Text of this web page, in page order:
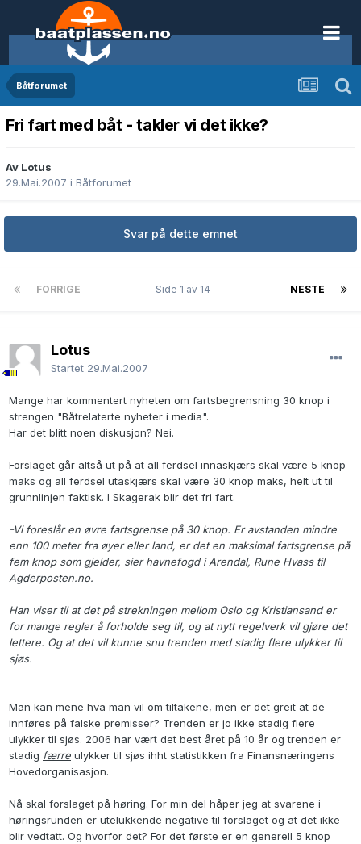
Båtforumet
Fri fart med båt - takler vi det ikke?
Av Lotus
29.Mai.2007 i Båtforumet
Svar på dette emnet
FORRIGE NESTE
Side 1 av 14
Lotus
Startet 29.Mai.2007
Mange har kommentert nyheten om fartsbegrensning 30 knop i
strengen "Båtrelaterte nyheter i media".
Har det blitt noen diskusjon? Nei.
Forslaget går altså ut på at all ferdsel innaskjærs skal være 5 knop
maks og all ferdsel utaskjærs skal være 30 knop maks, helt ut til
grunnlinjen faktisk. I Skagerak blir det fri fart.
-Vi foreslår en øvre fartsgrense på 30 knop. Er avstanden mindre
enn 100 meter fra øyer eller land, er det en maksimal fartsgrense på
fem knop som gjelder, sier havnefogd i Arendal, Rune Hvass til
Agderposten.no.
Han viser til at det på strekningen mellom Oslo og Kristiansand er
for mange regler å forholde seg til, og at nytt regelverk vil gjøre det
lettere. Og at det vil kunne snu trenden med stadig flere ulykker til
sjøs.
Man kan mene hva man vil om tiltakene, men er det greit at de
innføres på falske premisser? Trenden er jo ikke stadig flere
ulykker til sjøs. 2006 har vært det best året på 10 år og trenden er
stadig færre ulykker til sjøs ihht statistikken fra Finansnæringens
Hovedorganisasjon.
Nå skal forslaget på høring. For min del håper jeg at svarene i
høringsrunden er utelukkende negative til forslaget og at det ikke
blir vedtatt. Og hvorfor det? For det første er en generell 5 knop